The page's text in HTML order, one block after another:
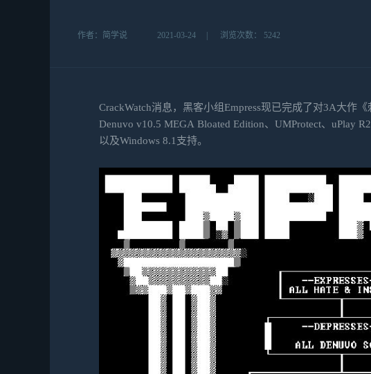
作者：简学说 2021-03-24 浏览次数： 5242
CrackWatch消息，黑客小组Empress现已完成了对3A大作
Denuvo v10.5 MEGA Bloated Edition、UMProtect、uPlay
以及Windows 8.1支持。